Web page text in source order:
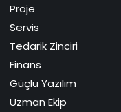
Proje
Servis
Tedarik Zinciri
Finans
Güçlü Yazılım
Uzman Ekip